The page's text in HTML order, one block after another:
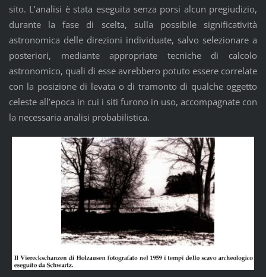
sito. L’analisi è stata eseguita senza porsi alcun pregiudizio,
durante la fase di scelta, sulla possibile significatività
astronomica delle direzioni individuate, salvo selezionare a
posteriori, mediante appropriate tecniche di calcolo
astronomico, quali di esse avrebbero potuto essere correlate
con la posizione di levata o di tramonto di qualche oggetto
celeste all’epoca in cui i siti furono in uso, accompagnate con
la necessaria analisi probabilistica.